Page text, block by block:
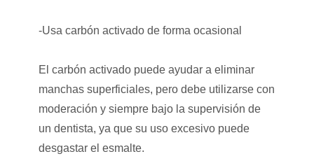
-Usa carbón activado de forma ocasional
El carbón activado puede ayudar a eliminar
manchas superficiales, pero debe utilizarse con
moderación y siempre bajo la supervisión de
un dentista, ya que su uso excesivo puede
desgastar el esmalte.